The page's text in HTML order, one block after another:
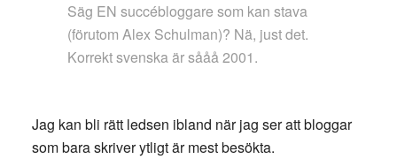
Säg EN succébloggare som kan stava
(förutom Alex Schulman)? Nä, just det.
Korrekt svenska är sååå 2001.
Jag kan bli rätt ledsen ibland när jag ser att bloggar
som bara skriver ytligt är mest besökta.